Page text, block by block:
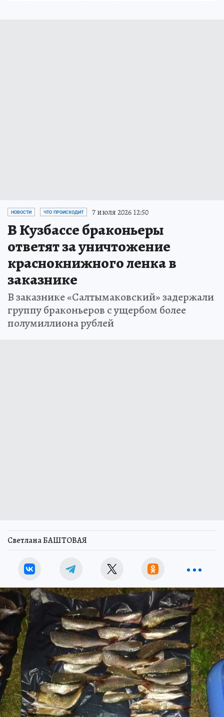
НОВОСТИ ЧТО ПРОИСХОДИТ 7 июля 2026 12:50
В Кузбассе браконьеры
ответят за уничтожение
краснокнижного ленка в
заказнике
В заказнике «Салтымаковский» задержали
группу браконьеров с ущербом более
полумиллиона рублей
Светлана БАШТОВАЯ